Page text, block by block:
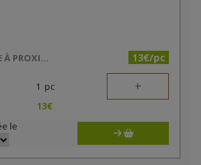
LA MÉDITERRANÉE À PROXIMITÉ 13€/pc
1 pc +
13€
le